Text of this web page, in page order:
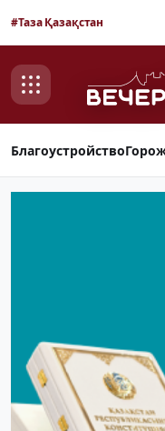
#Таза Қазақстан
Благоустройство